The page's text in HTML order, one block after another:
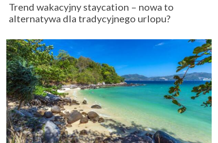
Trend wakacyjny staycation – nowa to
alternatywa dla tradycyjnego urlopu?